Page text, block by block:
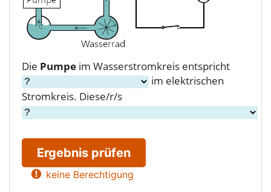
Die Pumpe im Wasserstromkreis entspricht
im elektrischen
Stromkreis. Diese/r/s
Ergebnis prüfen
keine Berechtigung